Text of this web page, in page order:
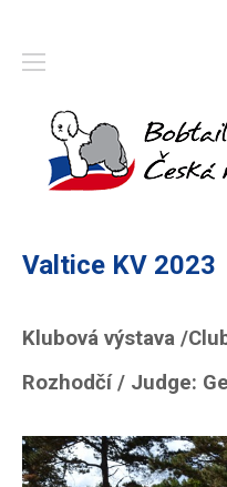
Valtice KV 2023
Klubová výstava /
Rozhodčí / Judge: